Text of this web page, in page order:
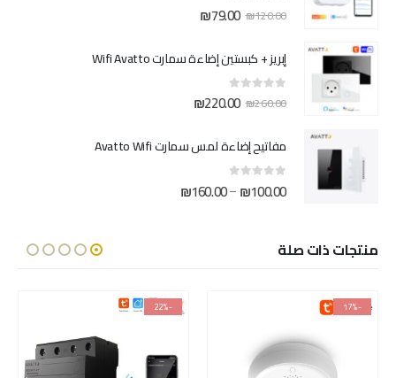
₪120.00
السعر
₪120.00.
₪79.00 السعر
₪79.00.
إبريز + كبستين إضاءة سمارت Wifi Avatto
₪260.00
السعر
هو:
₪260.00.
₪220.00
₪220.00.
مفاتيح إضاءة لمس سمارت Avatto Wifi
0
out of 5
₪100.00
–
₪160.00
منتجات ذات صلة
-17%
-22%